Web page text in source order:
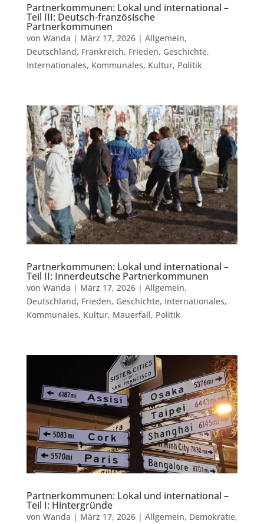
Partnerkommunen: Lokal und international –
Teil III: Deutsch-französische
Partnerkommunen
von Wanda | März 17, 2026| Allgemein,
Deutschland, Frankreich, Frieden, Geschichte,
Internationales, Kommunales, Kultur, Politik
Partnerkommunen: Lokal und international –
Teil II: Innerdeutsche Partnerkommunen
von Wanda | März 17, 2026| Allgemein,
Deutschland, Frieden, Geschichte, Internationales,
Kommunales, Kultur, Mauerfall, Politik
Partnerkommunen: Lokal und international –
Teil I: Hintergründe
von Wanda | März 17, 2026| Allgemein, Demokratie,